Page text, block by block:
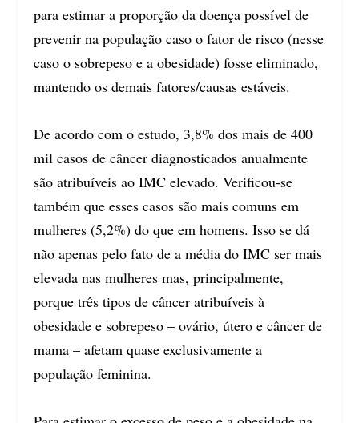
para estimar a proporção da doença possível de
prevenir na população caso o fator de risco (nesse
caso o sobrepeso e a obesidade) fosse eliminado,
mantendo os demais fatores/causas estáveis.
De acordo com o estudo, 3,8% dos mais de 400
mil casos de câncer diagnosticados anualmente
são atribuíveis ao IMC elevado. Verificou-se
também que esses casos são mais comuns em
mulheres (5,2%) do que em homens. Isso se dá
não apenas pelo fato de a média do IMC ser mais
elevada nas mulheres mas, principalmente,
porque três tipos de câncer atribuíveis à
obesidade e sobrepeso – ovário, útero e câncer de
mama – afetam quase exclusivamente a
população feminina.